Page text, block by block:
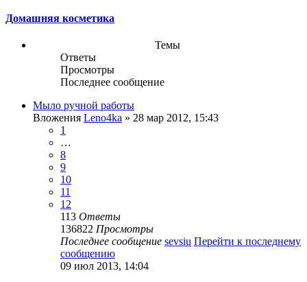
Домашняя косметика
Темы
Ответы
Просмотры
Последнее сообщение
Мыло ручной работы
Вложения Leno4ka » 28 мар 2012, 15:43
1
…
8
9
10
11
12
113 Ответы
136822 Просмотры
Последнее сообщение sevsiu Перейти к последнему
сообщению
09 июл 2013, 14:04